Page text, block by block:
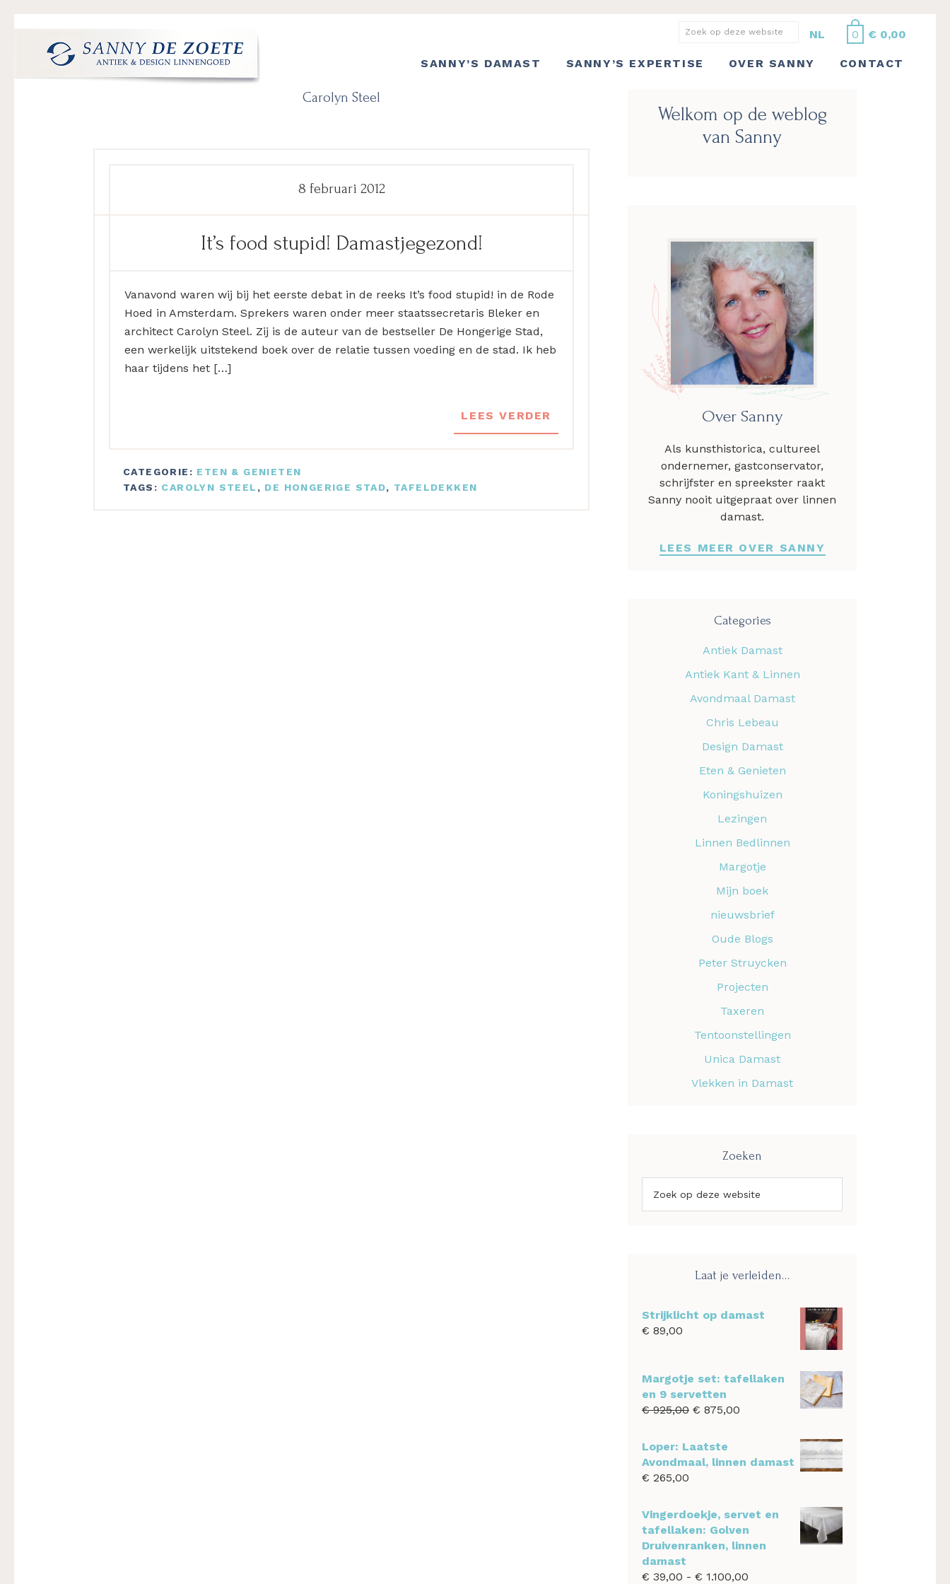
hoofdnavigatie
hoofd
eerste
voettekst
0 € 0,00
Zoek
deze
NL
SANNY’S DAMAST SANNY’S EXPERTISE OVER SANNY CONTACT
Carolyn Steel
It’s food stupid! Damastjegezond!
8 februari 2012
Vanavond waren wij bij het eerste debat in de reeks It’s food stupid! in de Rode
Hoed in Amsterdam. Sprekers waren onder meer staatssecretaris Bleker en
architect Carolyn Steel. Zij is de auteur van de bestseller De Hongerige Stad,
een werkelijk uitstekend boek over de relatie tussen voeding en de stad. Ik heb
haar tijdens het […]
LEES VERDER
CATEGORIE: ETEN & GENIETEN
TAGS: CAROLYN STEEL , DE HONGERIGE STAD, TAFELDEKKEN
Sidebar
Welkom op de weblog
van Sanny
Over Sanny
Als kunsthistorica, cultureel
ondernemer, gastconservator,
schrijfster en spreekster raakt
Sanny nooit uitgepraat over linnen
damast.
LEES MEER OVER SANNY
Categories
Antiek Damast
Antiek Kant & Linnen
Avondmaal Damast
Chris Lebeau
Design Damast
Eten & Genieten
Koningshuizen
Lezingen
Linnen Bedlinnen
Margotje
Mijn boek
nieuwsbrief
Oude Blogs
Peter Struycken
Projecten
Taxeren
Tentoonstellingen
Unica Damast
Vlekken in Damast
Zoeken
op
Laat je verleiden…
Strijklicht op damast
€ 89,00
Margotje set: tafellaken
en 9 servetten
€925,00 Oorspronkelijke
was:
€ 925,00.
€ 875,00
€ 875,00.
Loper: Laatste
Avondmaal, linnen damast
€ 265,00
Vingerdoekje, servet en
tafellaken: Golven
Druivenranken, linnen
damast
€ 39,00 - € 1.100,00